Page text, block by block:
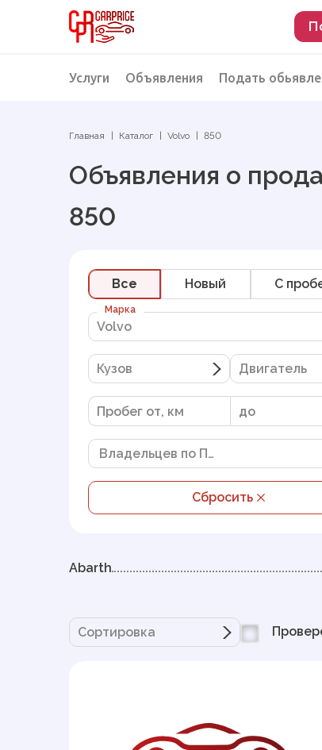
Услуги
Подбор автомобиля
Подбор автомобиля из Европы
Объявления Подать
Разместить объявление о продаже
Главная Каталог Volvo 850
Объявления о
850
Все Новый C
VolvoVolvo
Марка
Кузов Двигатель
Владельцев по ПТС
Сбросить
Abarth
Сортировка